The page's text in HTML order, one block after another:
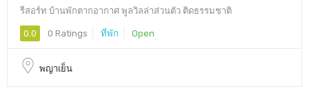
รีสอร์ท บ้านพักตากอากาศ พูลวิลล่าส่วนตัว ติดธรรมชาติ
0.0 0 Ratings ที่พัก Open
พญาเย็น